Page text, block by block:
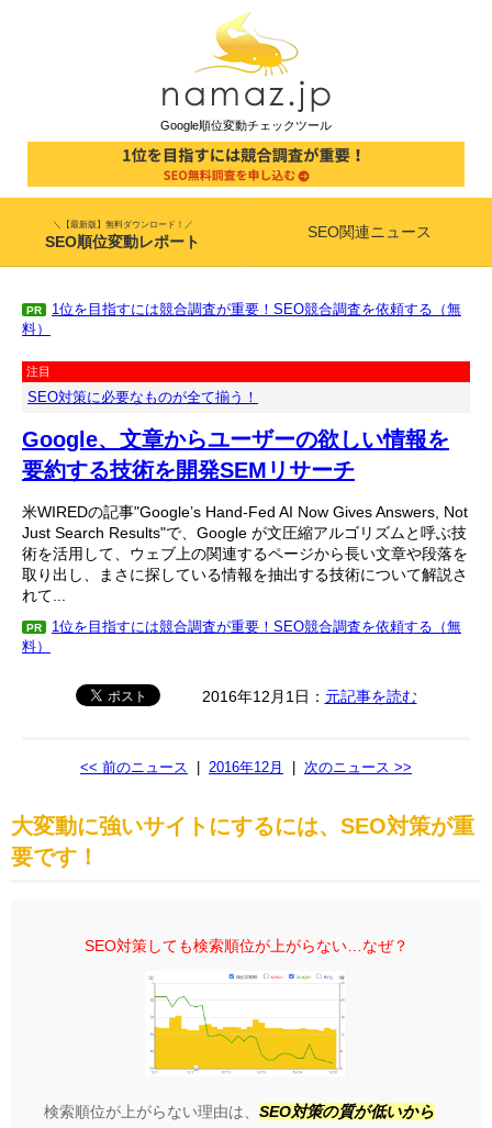
Google順位変動チェックツール
＼【最新版】無料ダウンロード！／
SEO順位変動レポート
SEO関連ニュース
PR
1位を目指すには競合調査が重要！SEO競合調査を依頼する（無
料）
注目
SEO対策に必要なものが全て揃う！
Google、文章からユーザーの欲しい情報を
要約する技術を開発SEMリサーチ
米WIREDの記事"Google’s Hand-Fed AI Now Gives Answers, Not
Just Search Results"で、Google が文圧縮アルゴリズムと呼ぶ技
術を活用して、ウェブ上の関連するページから長い文章や段落を
取り出し、まさに探している情報を抽出する技術について解説さ
れて...
PR
1位を目指すには競合調査が重要！SEO競合調査を依頼する（無
料）
2016年12月1日： 元記事を読む
<< 前のニュース 2016年12月 次のニュース >>
大変動に強いサイトにするには、SEO対策が重
要です！
SEO対策しても検索順位が上がらない…なぜ？
検索順位が上がらない理由は、 SEO対策の質が低いから